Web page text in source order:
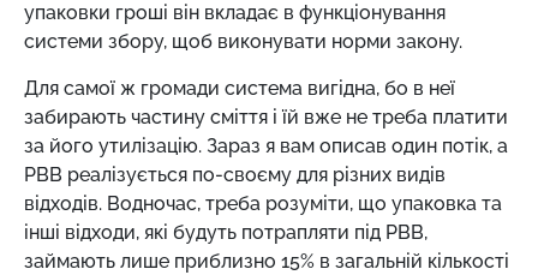
упаковки гроші він вкладає в функціонування
системи збору, щоб виконувати норми закону.
Для самої ж громади система вигідна, бо в неї
забирають частину сміття і їй вже не треба платити
за його утилізацію. Зараз я вам описав один потік, а
РВВ реалізується по-своєму для різних видів
відходів. Водночас, треба розуміти, що упаковка та
інші відходи, які будуть потрапляти під РВВ,
займають лише приблизно 15% в загальній кількості